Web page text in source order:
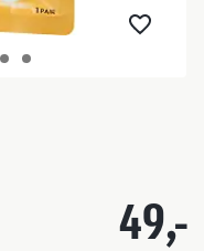
49,-